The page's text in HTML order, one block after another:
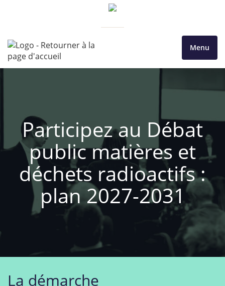
Menu
Participez au Débat
public matières et
déchets radioactifs :
plan 2027-2031
La démarche